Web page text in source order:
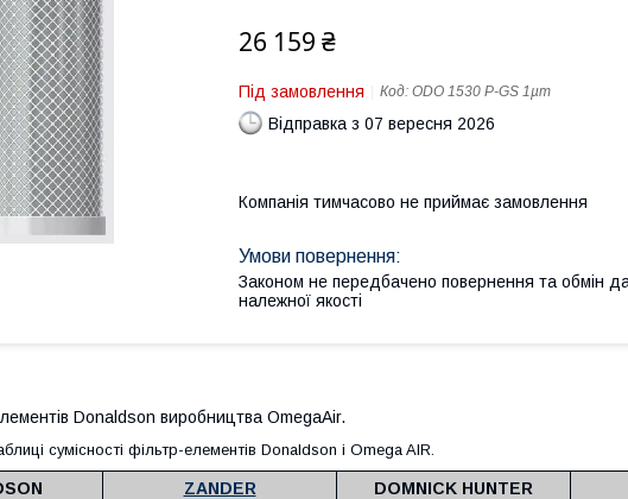
26 159 ₴
Під замовлення Код: ODO 1530 P-GS 1µm
Відправка з 07 вересня 2026
Компанія тимчасово не приймає замовлення
Законом не передбачено повернення та обмін
належної якості
Donaldson виробництва OmegaAir.
сумісності фільтр-елементів Donaldson і Omega AIR.
ZANDER DOMNICK HUNTER